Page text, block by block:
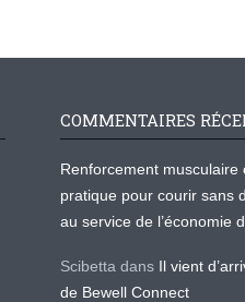
COMMENTAIRES
Renforcement
pratique pour courir sans
au service de l’économie
Scibetta dans Il vient
de Bewell Connect